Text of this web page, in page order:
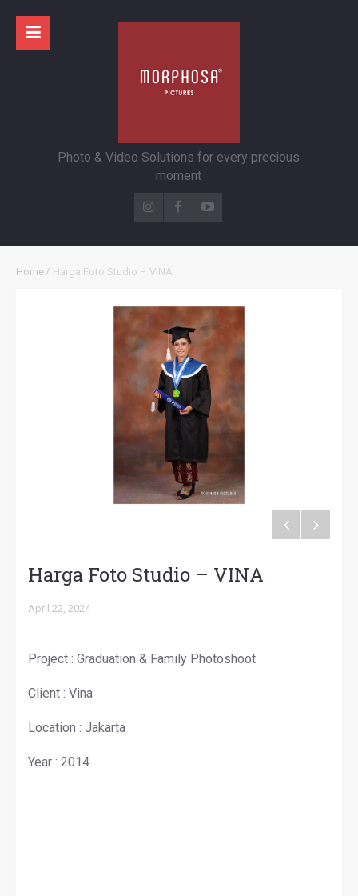
Photo & Video Solutions for every precious
moment
Home / Harga Foto Studio – VINA
Harga Foto Studio – VINA
April 22, 2024
Project : Graduation & Family Photoshoot
Client : Vina
Location : Jakarta
Year : 2014